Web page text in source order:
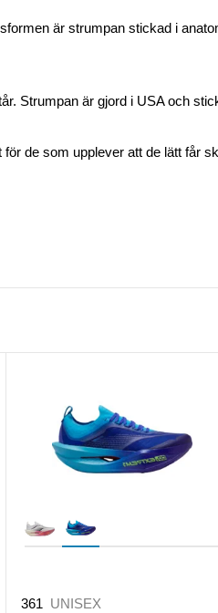
är strumpan stickad i
Strumpan är gjord i USA och
de som upplever att de lätt får
361 UNISEX